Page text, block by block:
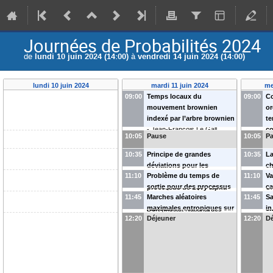
Journées de Probabilités 2024
de lundi 10 juin 2024 (14:00) àvendredi 14 juin 2024 (14:00)
lundi 10 juin 2024
mardi 11 juin 2024
09:00
Temps locaux du
mouvement brownien
indexé par l’arbre brownien
- Jean-François Le Gall
( Université Paris-Saclay
10:05 Pause
10:35
Principe de grandes
déviations pour les
excursions normalisées de
processus de Lévy alpha-
stables saut négatif
Dort (Institut National des
Sciences Appliquées de Lyon
11:10
Problème du temps de
sortie pour des processus
non-markoviens -Ashot
Aleksian
11:45
Marches aléatoires
maximales entropiques sur
des graphes infinis et
12:20 Déjeuner
09:00
10:05
10:35
11:10
(
11:45
in
12:20